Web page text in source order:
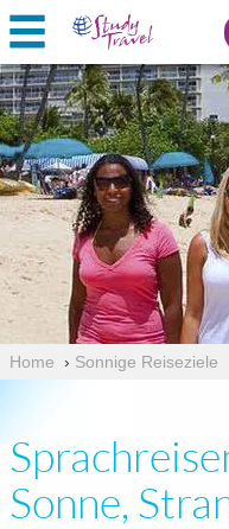
Home › Sonnige Reiseziele
Sonne,